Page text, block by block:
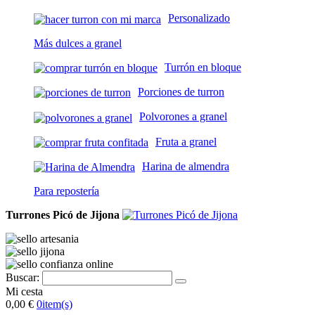
Personalizado
Más dulces a granel
Turrón en bloque
Porciones de turron
Polvorones a granel
Fruta a granel
Harina de almendra
Para repostería
Turrones Picó de Jijona
Buscar:
Mi cesta
0,00 € 0item(s)